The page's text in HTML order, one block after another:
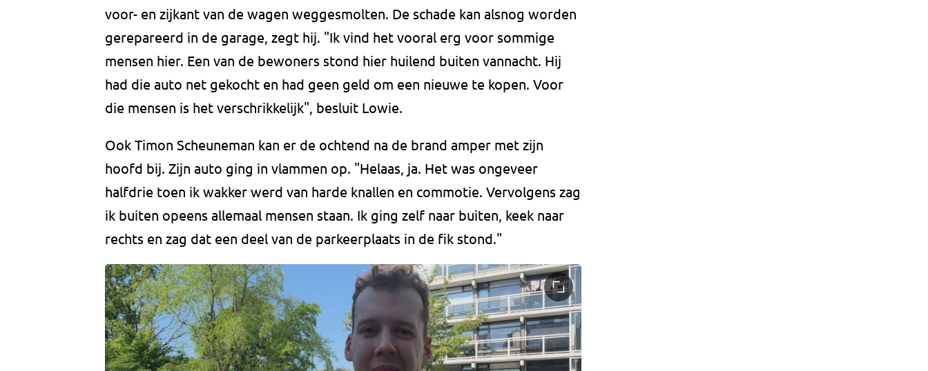
voor- en zijkant van de wagen weggesmolten. De schade kan alsnog worden
gerepareerd in de garage, zegt hij. "Ik vind het vooral erg voor sommige
mensen hier. Een van de bewoners stond hier huilend buiten vannacht. Hij
had die auto net gekocht en had geen geld om een nieuwe te kopen. Voor
die mensen is het verschrikkelijk", besluit Lowie.
Ook Timon Scheuneman kan er de ochtend na de brand amper met zijn
hoofd bij. Zijn auto ging in vlammen op. "Helaas, ja. Het was ongeveer
halfdrie toen ik wakker werd van harde knallen en commotie. Vervolgens zag
ik buiten opeens allemaal mensen staan. Ik ging zelf naar buiten, keek naar
rechts en zag dat een deel van de parkeerplaats in de fik stond."